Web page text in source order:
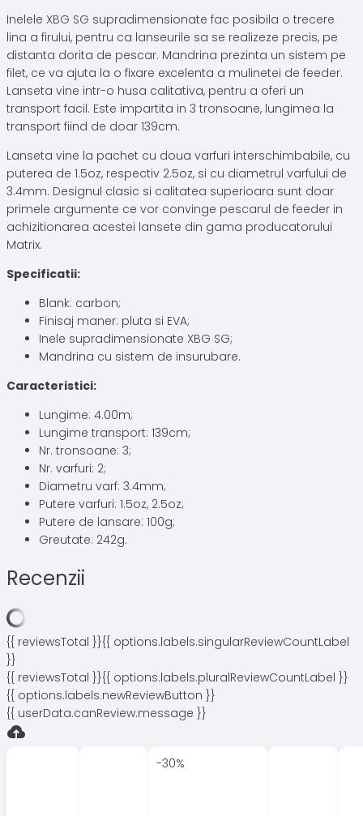
Inelele XBG SG supradimensionate fac posibila o trecere
lina a firului, pentru ca lanseurile sa se realizeze precis, pe
distanta dorita de pescar. Mandrina prezinta un sistem pe
filet, ce va ajuta la o fixare excelenta a mulinetei de feeder.
Lanseta vine intr-o husa calitativa, pentru a oferi un
transport facil. Este impartita in 3 tronsoane, lungimea la
transport fiind de doar 139cm.
Lanseta vine la pachet cu doua varfuri interschimbabile, cu
puterea de 1.5oz, respectiv 2.5oz, si cu diametrul varfului de
3.4mm. Designul clasic si calitatea superioara sunt doar
primele argumente ce vor convinge pescarul de feeder in
achizitionarea acestei lansete din gama producatorului
Matrix.
Specificatii:
Blank: carbon;
Finisaj maner: pluta si EVA;
Inele supradimensionate XBG SG;
Mandrina cu sistem de insurubare.
Caracteristici:
Lungime: 4.00m;
Lungime transport: 139cm;
Nr. tronsoane: 3;
Nr. varfuri: 2;
Diametru varf: 3.4mm;
Putere varfuri: 1.5oz, 2.5oz;
Putere de lansare: 100g;
Greutate: 242g.
Recenzii
{{ reviewsTotal }}{{ options.labels.singularReviewCountLabel
}}
{{ reviewsTotal }}{{ options.labels.pluralReviewCountLabel }}
{{ options.labels.newReviewButton }}
{{ userData.canReview.message }}
-30%